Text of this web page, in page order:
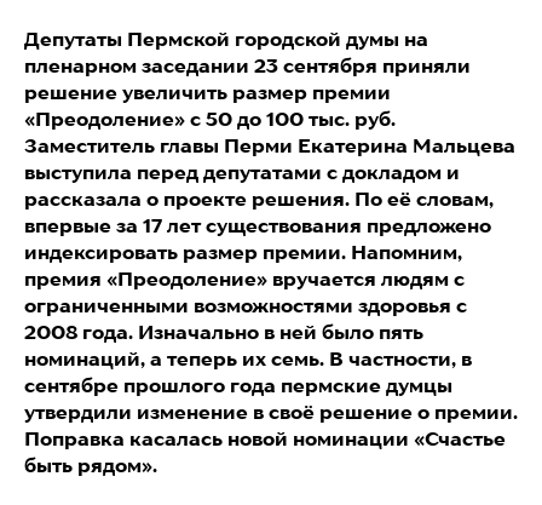
Депутаты Пермской городской думы на
пленарном заседании 23 сентября приняли
решение увеличить размер премии
«Преодоление» с 50 до 100 тыс. руб.
Заместитель главы Перми Екатерина Мальцева
выступила перед депутатами с докладом и
рассказала о проекте решения. По её словам,
впервые за 17 лет существования предложено
индексировать размер премии. Напомним,
премия «Преодоление» вручается людям с
ограниченными возможностями здоровья с
2008 года. Изначально в ней было пять
номинаций, а теперь их семь. В частности, в
сентябре прошлого года пермские думцы
утвердили изменение в своё решение о премии.
Поправка касалась новой номинации «Счастье
быть рядом».